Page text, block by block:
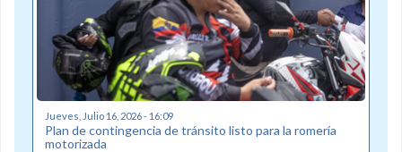
Jueves, Julio 16, 2026 - 16:09
Plan de contingencia de tránsito listo para la romería
motorizada